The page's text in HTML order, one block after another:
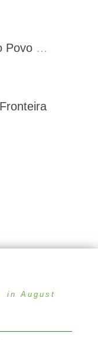
in August